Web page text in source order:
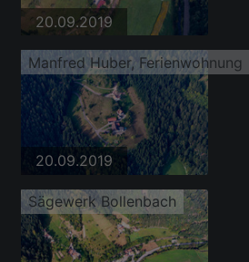
20.09.2019
Manfred Huber, Ferienwohnung
20.09.2019
Sägewerk Bollenbach